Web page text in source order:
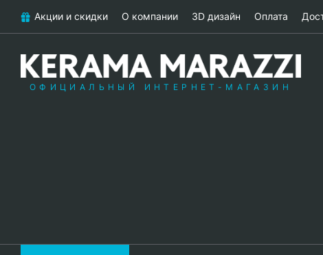
Акции и скидки О компании 3D дизайн Оплата
ОФИЦИАЛЬНЫЙ ИНТЕРНЕТ-МАГАЗИН